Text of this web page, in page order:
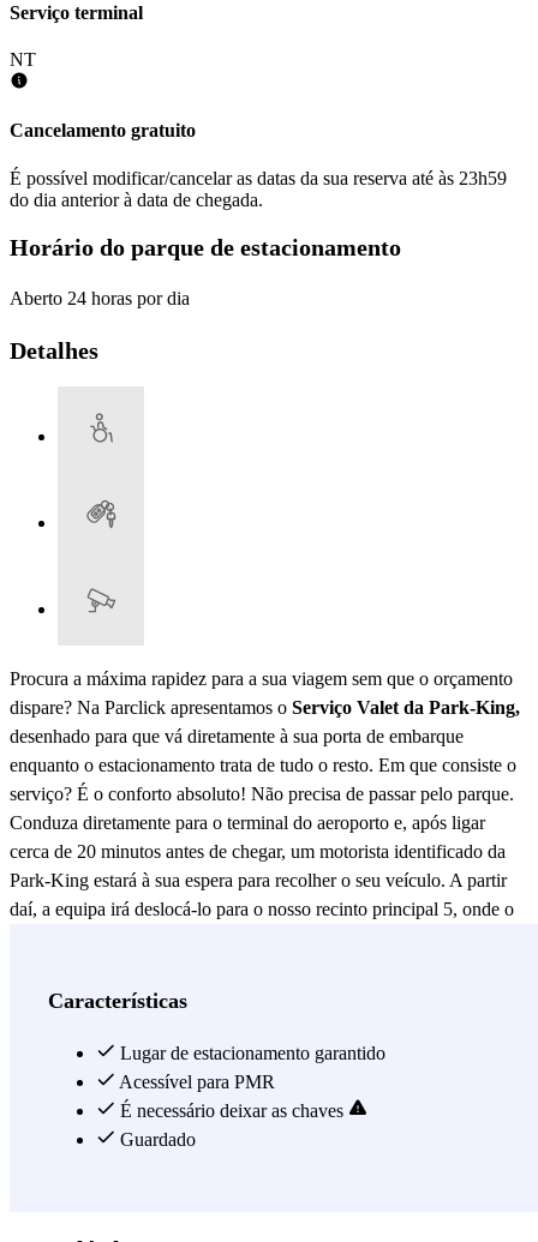
Serviço terminal
NT
Cancelamento gratuito
É possível modificar/cancelar as datas da sua reserva até às 23h59
do dia anterior à data de chegada.
Horário do parque de estacionamento
Aberto 24 horas por dia
Detalhes
Procura a máxima rapidez para a sua viagem sem que o orçamento
dispare? Na Parclick apresentamos o Serviço Valet da Park-King,
desenhado para que vá diretamente à sua porta de embarque
enquanto o estacionamento trata de tudo o resto. Em que consiste o
serviço? É o conforto absoluto! Não precisa de passar pelo parque.
Conduza diretamente para o terminal do aeroporto e, após ligar
cerca de 20 minutos antes de chegar, um motorista identificado da
Park-King estará à sua espera para recolher o seu veículo. A partir
daí, a equipa irá deslocá-lo para o nosso recinto principal 5, onde o
possam realizar a deslocação. No regresso, basta ligar após recolher
Por que escolher o Park-King na Parclick? Ao reservar connosco,
tem a garantia de um serviço de valet profissional que utiliza um
recinto próprio e vedado muito perto do aeroporto. Faça a sua
reserva agora e descole com total tranquilidade!
Características
Lugar de estacionamento garantido
Acessível para PMR
É necessário deixar as chaves
Guardado